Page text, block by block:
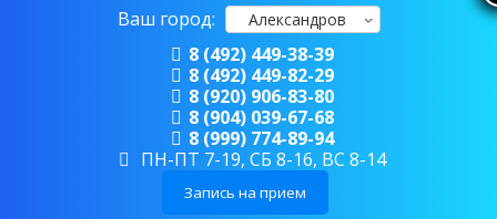
Ваш город: Александров
8 (492) 449-38-39
8 (492) 449-82-29
8 (920) 906-83-80
8 (904) 039-67-68
8 (999) 774-89-94
ПН-ПТ 7-19, СБ 8-16, ВС 8-14
Запись на прием